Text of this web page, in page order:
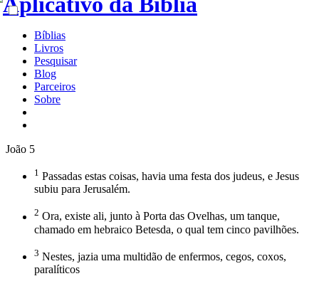
Bíblias
Livros
Pesquisar
Blog
Parceiros
Sobre
João 5
1 Passadas estas coisas, havia uma festa dos judeus, e Jesus
subiu para Jerusalém.
2 Ora, existe ali, junto à Porta das Ovelhas, um tanque,
chamado em hebraico Betesda, o qual tem cinco pavilhões.
3 Nestes, jazia uma multidão de enfermos, cegos, coxos,
paralíticos